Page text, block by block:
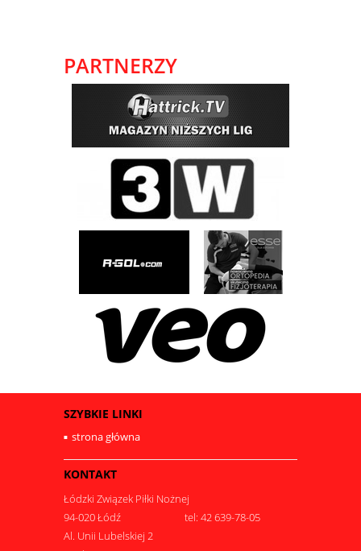
PARTNERZY
SZYBKIE LINKI
strona główna
KONTAKT
Łódzki Związek Piłki Nożnej
94-020 Łódź
tel: 42 639-78-05
Al. Unii Lubelskiej 2